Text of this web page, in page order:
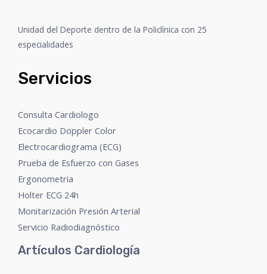
Unidad del Deporte dentro de la Policlínica con 25
especialidades
Servicios
Consulta Cardiologo
Ecocardio Doppler Color
Electrocardiograma (ECG)
Prueba de Esfuerzo con Gases
Ergonometria
Holter ECG 24h
Monitarización Presión Arterial
Servicio Radiodiagnóstico
Artículos Cardiología